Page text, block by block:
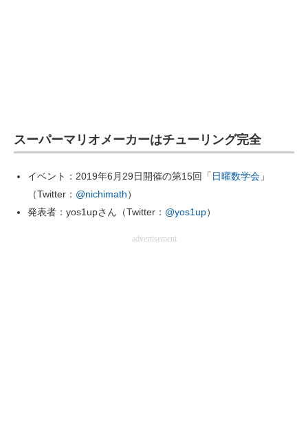
スーパーマリオメーカーはチューリング完全
イベント：2019年6月29日開催の第15回「 日曜数学会 」
（Twitter： @nichimath）
発表者：yos1upさん（Twitter： @yos1up）
advertisement